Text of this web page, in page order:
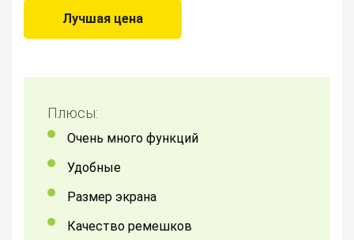
Лучшая цена
Плюсы:
Очень много функций
удобные
размер экрана
качество ремешков